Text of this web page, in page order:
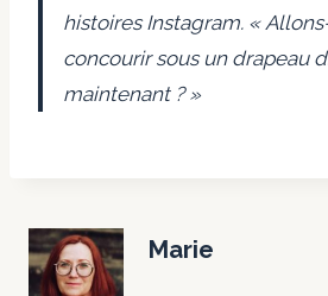
histoires Instagram. «
concourir sous un drapeau
maintenant ? »
Marie